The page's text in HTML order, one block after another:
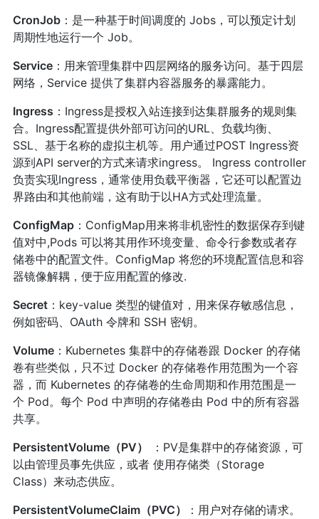
CronJob：是一种基于时间调度的 Jobs，可以预定计划
周期性地运行一个 Job。
Service：用来管理集群中四层网络的服务访问。基于四层
网络，Service 提供了集群内容器服务的暴露能力。
Ingress ：Ingress是授权入站连接到达集群服务的规则集
合。Ingress配置提供外部可访问的URL、负载均衡、
SSL、基于名称的虚拟主机等。用户通过POST Ingress资
源到API server的方式来请求ingress。 Ingress controller
负责实现Ingress，通常使用负载平衡器，它还可以配置边
界路由和其他前端，这有助于以HA方式处理流量。
ConfigMap：ConfigMap用来将非机密性的数据保存到键
值对中,Pods 可以将其用作环境变量、命令行参数或者存
储卷中的配置文件。ConfigMap 将您的环境配置信息和容
器镜像解耦，便于应用配置的修改.
Secret：key-value 类型的键值对，用来保存敏感信息，
例如密码、OAuth 令牌和 SSH 密钥。
Volume：Kubernetes 集群中的存储卷跟 Docker 的存储
卷有些类似，只不过 Docker 的存储卷作用范围为一个容
器，而 Kubernetes 的存储卷的生命周期和作用范围是一
个 Pod。每个 Pod 中声明的存储卷由 Pod 中的所有容器
共享。
PersistentVolume（PV）
：PV是集群中的存储资源，可
以由管理员事先供应，或者 使用存储类（Storage
Class）来动态供应。
PersistentVolumeClaim（PVC）
：用户对存储的请求。